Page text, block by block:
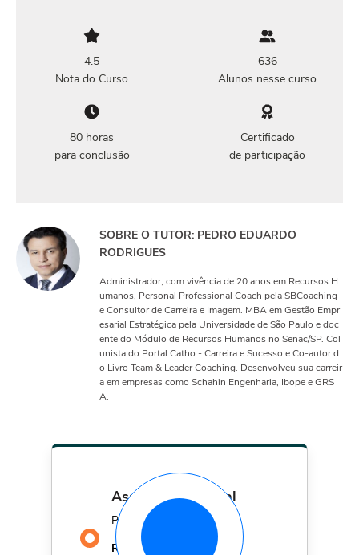
4.5
Nota do Curso
636
Alunos nesse curso
80 horas
para conclusão
Certificado
de participação
SOBRE O TUTOR: PEDRO EDUARDO
RODRIGUES
Administrador, com vivência de 20 anos em Recursos H
umanos, Personal Professional Coach pela SBCoaching
e Consultor de Carreira e Imagem. MBA em Gestão Empr
esarial Estratégica pela Universidade de São Paulo e doc
ente do Módulo de Recursos Humanos no Senac/SP. Col
unista do Portal Catho - Carreira e Sucesso e Co-autor d
o Livro Team & Leader Coaching. Desenvolveu sua carreir
a em empresas como Schahin Engenharia, Ibope e GRS
A.
assinatura mensal
Por apenas
R$
MÊS